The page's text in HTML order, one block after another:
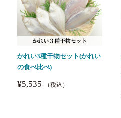
かれい3種干物セット(かれい
の食べ比べ)
¥5,535 （税込）